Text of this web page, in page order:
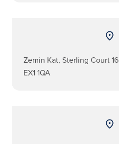
Zemin Kat, Sterling Court
EX1 1QA